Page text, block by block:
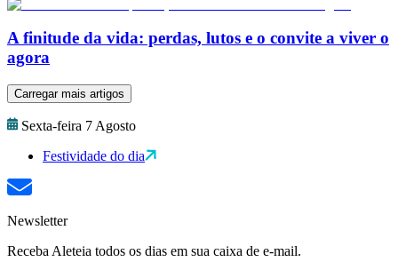
A finitude da vida: perdas, lutos e o convite a viver o
agora
Carregar mais artigos
Sexta-feira 7 Agosto
Festividade do dia
Newsletter
Receba Aleteia todos os dias em sua caixa de e-mail.